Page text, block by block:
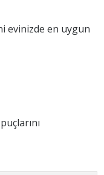
evinizde en uygun